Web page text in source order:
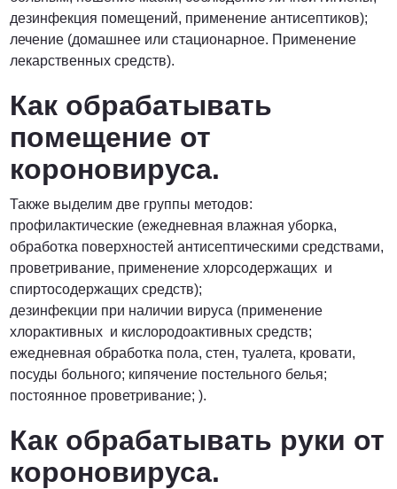
дезинфекция помещений, применение антисептиков);
лечение (домашнее или стационарное. Применение
лекарственных средств).
Как обрабатывать
помещение от
короновируса.
Также выделим две группы методов:
профилактические (ежедневная влажная уборка,
обработка поверхностей антисептическими средствами,
проветривание, применение хлорсодержащих и
спиртосодержащих средств);
дезинфекции при наличии вируса (применение
хлорактивных и кислородоактивных средств;
ежедневная обработка пола, стен, туалета, кровати,
посуды больного; кипячение постельного белья;
постоянное проветривание; ).
Как обрабатывать руки от
короновируса.